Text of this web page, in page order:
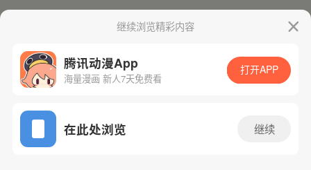
继续浏览精彩内容
腾讯动漫App
海量漫画 新人7天免费看
打开APP
在此处浏览 继续